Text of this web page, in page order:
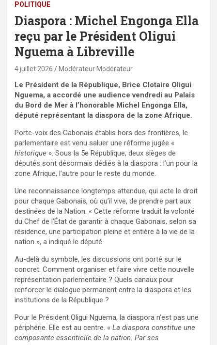
POLITIQUE
Diaspora : Michel Engonga Ella
reçu par le Président Oligui
Nguema à Libreville
4 juillet 2026 Modérateur Modérateur
Le Président de la République, Brice Clotaire Oligui
Nguema, a accordé une audience vendredi au Palais
du Bord de Mer à l’honorable Michel Engonga Ella,
député représentant la diaspora de la zone Afrique.
Porte-voix des Gabonais établis hors des frontières, le
parlementaire est venu saluer une réforme jugée «
historique ». Sous la 5e République, deux sièges de
députés sont désormais dédiés à la diaspora : l’un pour la
zone Afrique, l’autre pour le reste du monde.
Une reconnaissance longtemps attendue, qui acte le droit
pour chaque Gabonais, où qu’il vive, de prendre part aux
destinées de la Nation. « Cette réforme traduit la volonté
du Chef de l’État de garantir à chaque Gabonais, selon sa
résidence, une participation pleine et entière à la vie de la
nation », a indiqué le député.
Au-delà du symbole, les discussions ont porté sur le
concret. Comment organiser et faire vivre cette nouvelle
représentation parlementaire ? Quels canaux pour
renforcer le dialogue permanent entre la diaspora et les
institutions de la République ?
Pour le Président Oligui Nguema, la diaspora n’est pas une
périphérie. Elle est au centre. « La diaspora constitue une
composante essentielle de la nation. Par ses